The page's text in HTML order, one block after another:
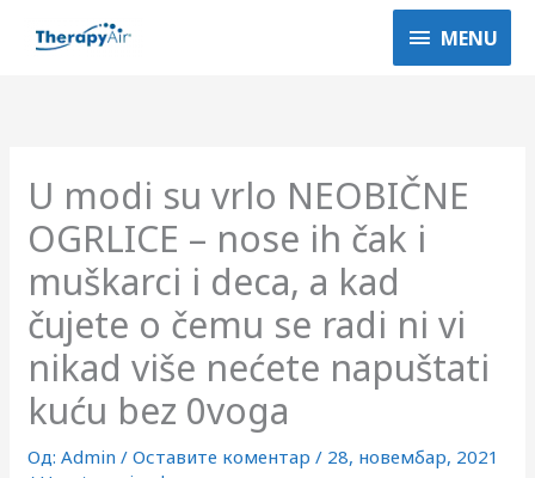
MENU
MENU
U modi su vrlo NEOBIČNE
OGRLICE – nose ih čak i
muškarci i deca, a kad
čujete o čemu se radi ni vi
nikad više nećete napuštati
kuću bez 0voga
Од: Admin/Оставите коментар / 28, новембар, 2021